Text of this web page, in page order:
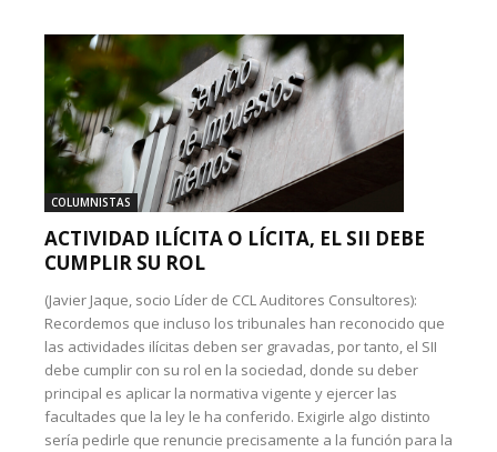
COLUMNISTAS
ACTIVIDAD ILÍCITA O LÍCITA, EL SII DEBE
CUMPLIR SU ROL
(Javier Jaque, socio Líder de CCL Auditores Consultores):
Recordemos que incluso los tribunales han reconocido que
las actividades ilícitas deben ser gravadas, por tanto, el SII
debe cumplir con su rol en la sociedad, donde su deber
principal es aplicar la normativa vigente y ejercer las
facultades que la ley le ha conferido. Exigirle algo distinto
sería pedirle que renuncie precisamente a la función para la